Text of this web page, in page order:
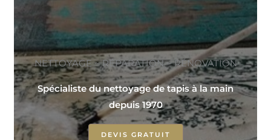
NETTOYAGE ~ RÉPARATION ~ RÉNOVATION
Spécialiste du nettoyage de tapis à la main
depuis 1970
DEVIS GRATUIT